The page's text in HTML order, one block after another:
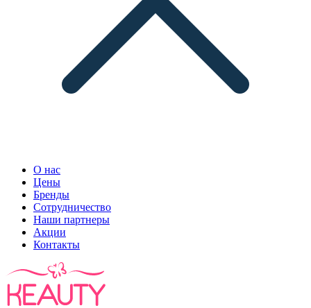
О нас
Цены
Бренды
Сотрудничество
Наши партнеры
Акции
Контакты